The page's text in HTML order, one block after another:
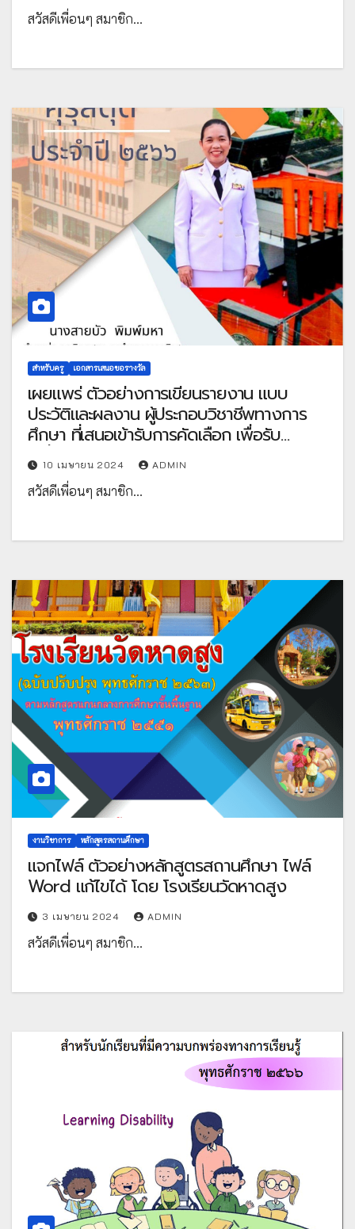
สวัสดีเพื่อนๆ สมาชิก…
สำหรับครู เอกสารเสนอขอรางวัล
เผยแพร่ ตัวอย่างการเขียนรายงาน แบบ
ประวัติและผลงาน ผู้ประกอบวิชาชีพทางการ
ศึกษา ที่เสนอเข้ารับการคัดเลือก เพื่อรับ
เครื่องหมายเชิดชูเกียรติ “คุรุสดุดี” ประจำปี
2566 ไฟล์ Word แก้ไขได้ โดยคุณครูสายบัว
พิมพ์มหา
10 เมษายน 2024 ADMIN
สวัสดีเพื่อนๆ สมาชิก…
งานวิชาการ หลักสูตรสถานศึกษา
แจกไฟล์ ตัวอย่างหลักสูตรสถานศึกษา ไฟล์
Word แก้ไขได้ โดย โรงเรียนวัดหาดสูง
3 เมษายน 2024 ADMIN
สวัสดีเพื่อนๆ สมาชิก…